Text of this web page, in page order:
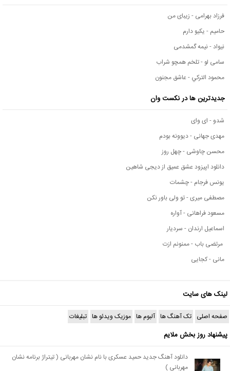
فرزاد بهرامی - زیبای من
حامیم - یکیو دارم
نیواد - نیمه گمشدمی
سامی لو - تلخم همچو شراب
محمود التركي - عاشق مجنون
جدیدترین ها در نکست وان
شدو - ای وای
مهدی جهانی - دیوونه بودم
محسن چاوشی - چهل روز
دانلود اپیزود عشق عمیق از دیجی شاهین
یونس فرجام - چشمات
مصطفی میری - تو ولی باور نکن
مسعود فراهانی - آواره
اسماعیل ارندان - سردیار
مرتضی باب - ممنونم ازت
مانی - کجایی
لینک های سایت
صفحه اصلی تک آهنگ ها آلبوم ها موزیک ویدئو ها تبلیغات
پیشنهاد روز بخش ملایم
دانلود آهنگ جدید حمید عسکری با نام نشان مهربانی ( تیتراژ برنامه نشان
مهربانی )